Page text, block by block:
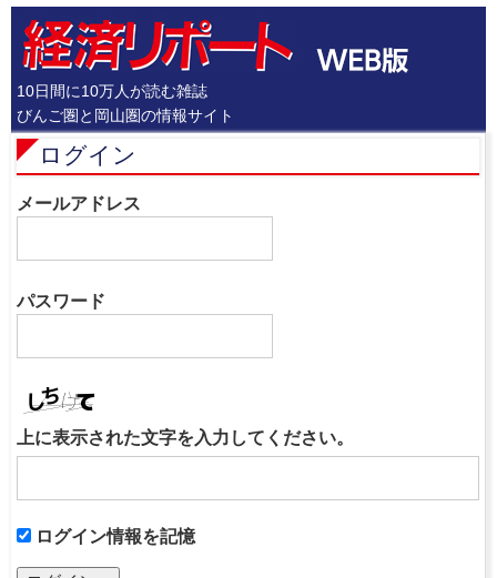
10日間に10万人が読む雑誌
びんご圏と岡山圏の情報サイト
ログイン
メールアドレス
パスワード
上に表示された文字を入力してください。
ログイン情報を記憶